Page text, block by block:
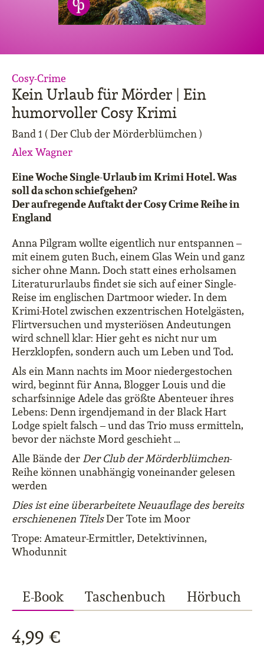
Kein Urlaub für Mörder | Ein
humorvoller Cosy Krimi
Band 1 ( Der Club der Mörderblümchen )
Alex Wagner
Cosy-Crime
Eine Woche Single-Urlaub im Krimi Hotel. Was
soll da schon schiefgehen?
Der aufregende Auftakt der Cosy Crime Reihe in
England
Anna Pilgram wollte eigentlich nur entspannen –
mit einem guten Buch, einem Glas Wein und ganz
sicher ohne Mann. Doch statt eines erholsamen
Literatururlaubs findet sie sich auf einer Single-
Reise im englischen Dartmoor wieder. In dem
Krimi-Hotel zwischen exzentrischen Hotelgästen,
Flirtversuchen und mysteriösen Andeutungen
wird schnell klar: Hier geht es nicht nur um
Herzklopfen, sondern auch um Leben und Tod.
Als ein Mann nachts im Moor niedergestochen
wird, beginnt für Anna, Blogger Louis und die
scharfsinnige Adele das größte Abenteuer ihres
Lebens: Denn irgendjemand in der Black Hart
Lodge spielt falsch – und das Trio muss ermitteln,
bevor der nächste Mord geschieht …
Alle Bände der Der Club der Mörderblümchen-
Reihe können unabhängig voneinander gelesen
werden
Dies ist eine überarbeitete Neuauflage des bereits
erschienenen TitelsDer Tote im Moor
Trope: Amateur-Ermittler, Detektivinnen,
Whodunnit
E-Book Taschenbuch Hörbuch
4,99 €